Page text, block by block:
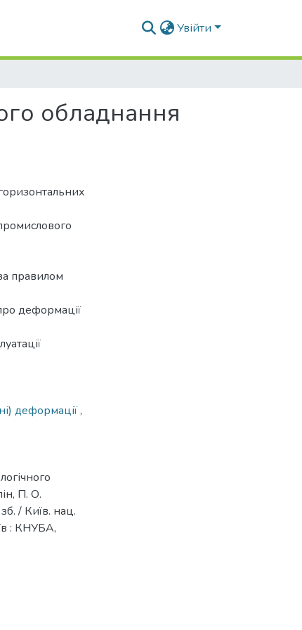
Увійти
обладнання
правилом
деформації
деформації,
П. О.
/ Київ. нац.
: КНУБА,